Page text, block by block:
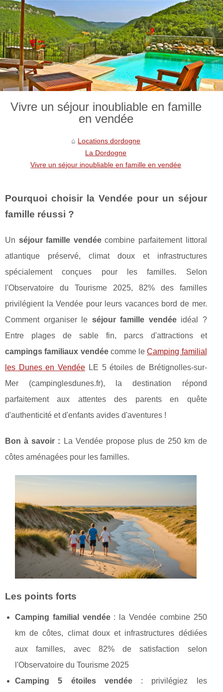
Vivre un séjour inoubliable en famille
en vendée
Locations dordogne
La Dordogne
Vivre un séjour inoubliable en famille en vendée
Pourquoi choisir la Vendée pour un séjour
famille réussi ?
Un séjour famille vendéecombine parfaitement littoral
atlantique préservé, climat doux et infrastructures
spécialement conçues pour les familles. Selon
l'Observatoire du Tourisme 2025, 82% des familles
privilégient la Vendée pour leurs vacances bord de mer.
Comment organiser le séjour famille vendéeidéal ?
Entre plages de sable fin, parcs d'attractions et
campings familiaux vendéecomme leCamping familial
les Dunes en Vendée LE 5 étoiles de Brétignolles-sur-
Mer (campinglesdunes.fr), la destination répond
parfaitement aux attentes des parents en quête
d'authenticité et d'enfants avides d'aventures !
Bon à savoir : La Vendée propose plus de 250 km de
côtes aménagées pour les familles.
Les points forts
Camping familial vendée: la Vendée combine 250
km de côtes, climat doux et infrastructures dédiées
aux familles, avec 82% de satisfaction selon
l'Observatoire du Tourisme 2025
Camping 5 étoiles vendée: privilégiez les